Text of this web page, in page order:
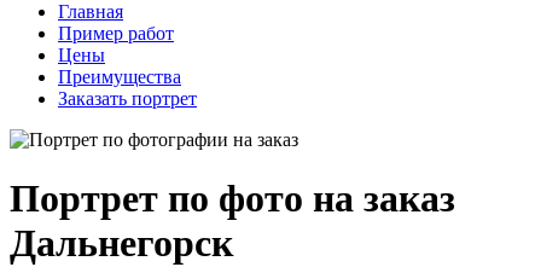
Главная
Пример работ
Цены
Преимущества
Заказать портрет
Портрет по фото на заказ
Дальнегорск